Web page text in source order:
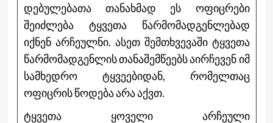
დებულებათა თანახმად ეს ოფიცრები
შეიძლება ტყვეთა წარმომადგენლებად
იქნენ არჩეულნი. ასეთ შემთხვევაში ტყვეთა
წარმომადგენლის თანაშემწეებს აირჩევენ იმ
სამხედრო ტყვეებიდან, რომელთაც
ოფიცრის წოდება არა აქვთ.
ტყვეთა ყოველი არჩეული